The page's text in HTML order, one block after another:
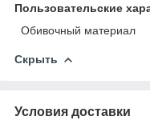
Пользовательские
Обивочный материал
Скрыть
Условия доставки